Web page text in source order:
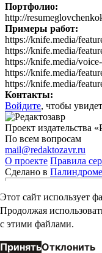
Портфолио:
http://
Примеры работ:
https://knife.media/
https://knife.media/
https://knife.media/
https://knife.media/
https://knife.media/
Контакты:
Войдите, чтобы
Проект издательства
По всем вопросам
mail@redaktozavr.ru
О проекте Правила
Сделано в Палиндроме
Этот сайт использует
Продолжая
с этими файлами.
ПринятьОтклонить
Отправить анкету О
Сотрудничество Идеи
Сделано в